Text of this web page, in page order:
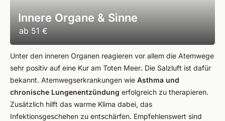
Innere Organe & Sinne
ab 51 €
Unter den inneren Organen reagieren vor allem die Atemwege
sehr positiv auf eine Kur am Toten Meer. Die Salzluft ist dafür
bekannt. Atemwegserkrankungen wie Asthma und
chronische Lungenentzündung erfolgreich zu therapieren.
Zusätzlich hilft das warme Klima dabei, das
Infektionsgeschehen zu entschärfen. Empfehlenswert sind